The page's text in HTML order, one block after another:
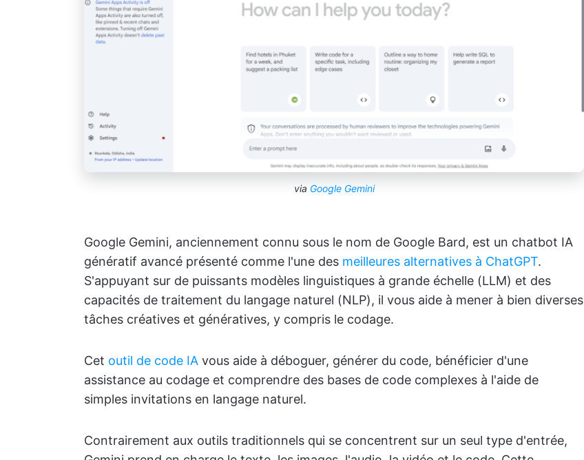
via Google Gemini
Google Gemini, anciennement connu sous le nom de Google Bard, est un chatbot IA
génératif avancé présenté comme l'une des meilleures alternatives à ChatGPT.
S'appuyant sur de puissants modèles linguistiques à grande échelle (LLM) et des
capacités de traitement du langage naturel (NLP), il vous aide à mener à bien diverses
tâches créatives et génératives, y compris le codage.
Cet outil de code IA vous aide à déboguer, générer du code, bénéficier d'une
assistance au codage et comprendre des bases de code complexes à l'aide de
simples invitations en langage naturel.
Contrairement aux outils traditionnels qui se concentrent sur un seul type d'entrée,